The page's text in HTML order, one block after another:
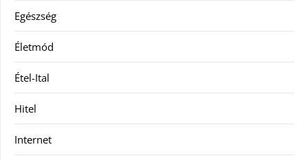
Egészség
Életmód
Étel-Ital
Hitel
Internet